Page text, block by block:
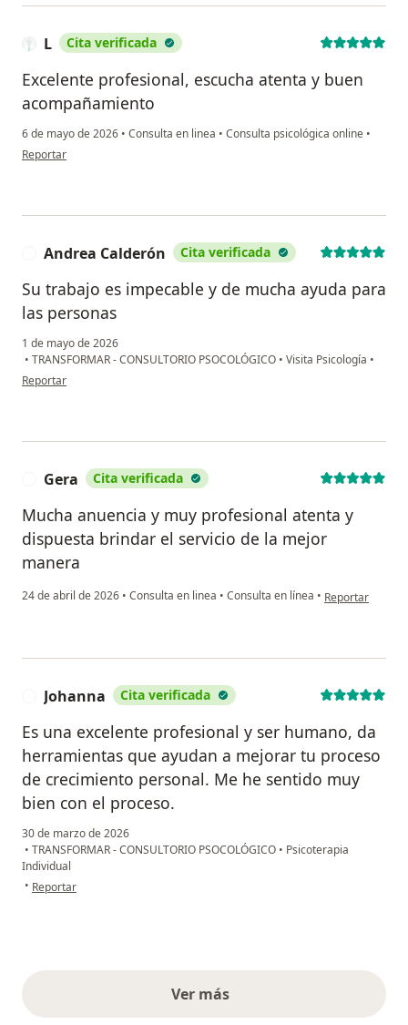
L Cita verificada
Excelente profesional, escucha atenta y buen
acompañamiento
6 de mayo de 2026 • Consulta en linea • Consulta psicológica online •
en opinión del usuario L
Reportar
Andrea Calderón Cita verificada
Su trabajo es impecable y de mucha ayuda para
las personas
1 de mayo de 2026
• TRANSFORMAR - CONSULTORIO PSOCOLÓGICO • Visita Psicología •
en opinión del usuario Andrea Calderón
Reportar
Gera Cita verificada
Mucha anuencia y muy profesional atenta y
dispuesta brindar el servicio de la mejor
manera
24 de abril de 2026 • Consulta en linea • Consulta en línea • en opinión del
Reportar
Johanna Cita verificada
Es una excelente profesional y ser humano, da
herramientas que ayudan a mejorar tu proceso
de crecimiento personal. Me he sentido muy
bien con el proceso.
30 de marzo de 2026
• TRANSFORMAR - CONSULTORIO PSOCOLÓGICO • Psicoterapia
Individual
• en opinión del usuario Johanna
Reportar
Ver másopiniones anteriores